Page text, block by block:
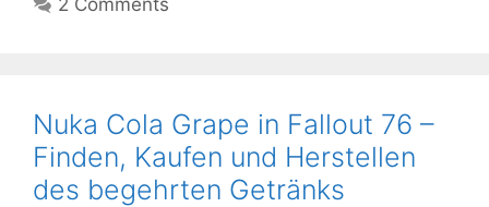
Nuka Cola Grape in Fallout 76 –
Finden, Kaufen und Herstellen
des begehrten Getränks